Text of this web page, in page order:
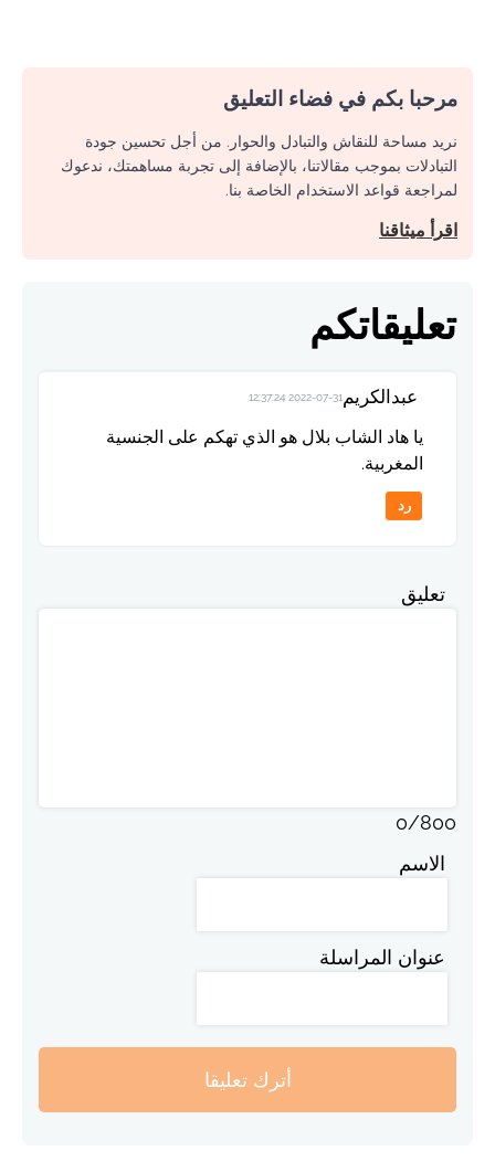
مرحبا بكم في فضاء التعليق
نريد مساحة للنقاش والتبادل والحوار. من أجل تحسين جودة
التبادلات بموجب مقالاتنا، بالإضافة إلى تجربة مساهمتك، ندعوك
لمراجعة قواعد الاستخدام الخاصة بنا.
اقرأ ميثاقنا
تعليقاتكم
عبدالكريم2022-07-31 12:37:24
يا هاد الشاب بلال هو الذي تهكم على الجنسية
المغربية.
رد
تعليق
0/800
الاسم
عنوان المراسلة
أترك تعليقا